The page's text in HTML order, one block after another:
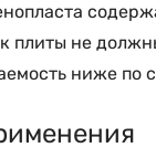
плиты не
ниже по